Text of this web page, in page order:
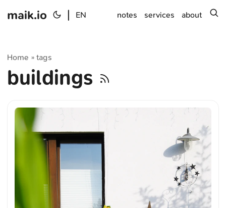
maik.io EN notes services about
Home »tags
buildings